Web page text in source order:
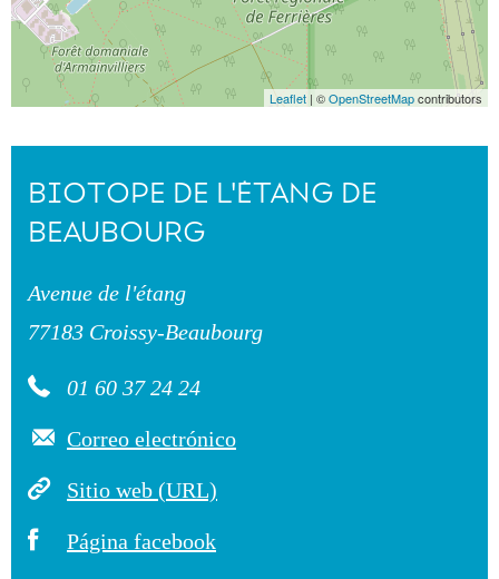
Leaflet | ©OpenStreetMapcontributors
BIOTOPE DE L'ÉTANG DE
BEAUBOURG
Avenue de l'étang
77183 Croissy-Beaubourg
01 60 37 24 24
Correo electrónico
Sitio web (URL)
Página facebook